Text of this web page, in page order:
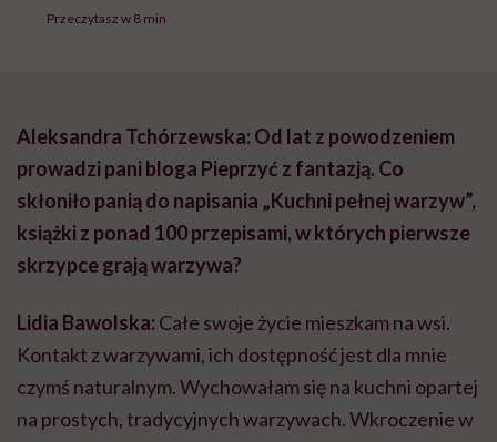
Przeczytasz w 8 min
Aleksandra Tchórzewska: Od lat z powodzeniem
prowadzi pani bloga Pieprzyć z fantazją. Co
skłoniło panią do napisania „Kuchni pełnej warzyw”,
książki z ponad 100 przepisami, w których pierwsze
skrzypce grają warzywa?
Lidia Bawolska: Całe swoje życie mieszkam na wsi.
Kontakt z warzywami, ich dostępność jest dla mnie
czymś naturalnym. Wychowałam się na kuchni opartej
na prostych, tradycyjnych warzywach. Wkroczenie w